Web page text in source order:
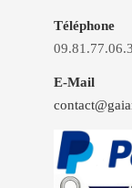
Téléphone
E-Mail